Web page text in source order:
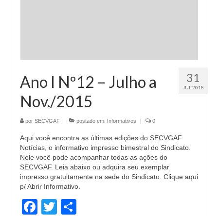
31
JUL 2018
Ano I Nº12 – Julho a
Nov./2015
por SECVGAF | postado em: Informativos | 0
Aqui você encontra as últimas edições do SECVGAF
Notícias, o informativo impresso bimestral do Sindicato.
Nele você pode acompanhar todas as ações do
SECVGAF. Leia abaixo ou adquira seu exemplar
impresso gratuitamente na sede do Sindicato. Clique aqui
p/ Abrir Informativo.
Facebook
Twitter